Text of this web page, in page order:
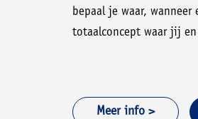
bepaal je waar,
totaalconcept waar jij
Meer info >